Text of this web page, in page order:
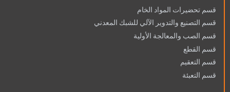
قسم تحضيرات المواد الخام
قسم التصنيع والتدوير الآلي للشبك المعدني
قسم الصب والمعالجة الأولية
قسم القطع
قسم التعقيم
قسم التعبئة